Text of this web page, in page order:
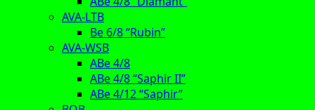
AVA-LTB
Be 6/8 “Rubin”
AVA-WSB
ABe 4/8
ABe 4/8 “Saphir II”
ABe 4/12 “Saphir”